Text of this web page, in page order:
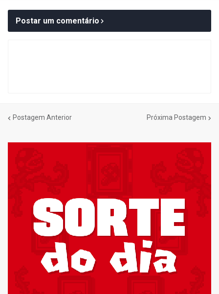
Postar um comentário
Postagem Anterior Próxima Postagem